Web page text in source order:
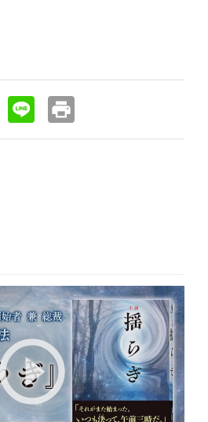
print